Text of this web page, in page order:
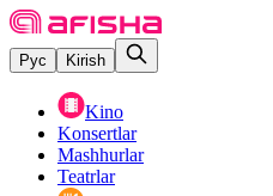
Рус Kirish
Kino
Konsertlar
Mashhurlar
Teatrlar